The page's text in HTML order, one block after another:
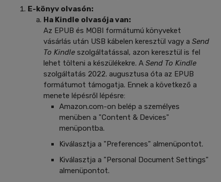
E-könyv olvasón:
Ha Kindle olvasója van:
Az EPUB és MOBI formátumú könyveket
vásárlás után USB kábelen keresztül vagy a Send
To Kindle szolgáltatással, azon keresztül is fel
lehet tölteni a készülékekre. A Send To Kindle
szolgáltatás 2022. augusztusa óta az EPUB
formátumot támogatja. Ennek a következő a
menete lépésről lépésre:
Amazon.com-on belép a személyes
menüben a "Content & Devices"
menüpontba.
Kiválasztja a "Preferences" almenüpontot.
Kiválasztja a "Personal Document Settings"
almenüpontot.